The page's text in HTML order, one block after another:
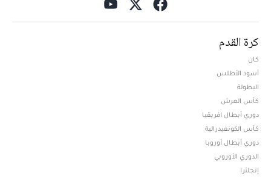
كرة القدم
كان
أسود الأطلس
البطولة
كأس العرش
دوري أبطال افريقيا
كأس الكونفيدرالية
دوري أبطال أوروبا
الدوري الأوروبي
إنجلترا